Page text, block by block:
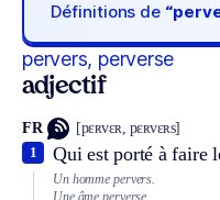
Définitions de
pervers, perverse
adjectif
FR [pɛʀvɛʀ, pɛʀvɛʀs]
Qui est porté à faire
1
Un homme pervers.